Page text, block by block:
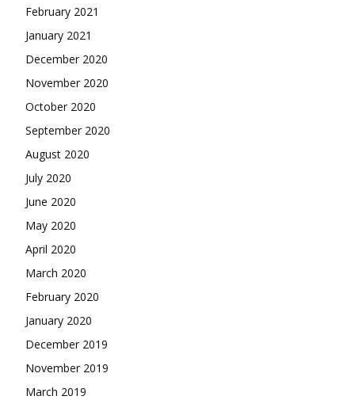
February 2021
January 2021
December 2020
November 2020
October 2020
September 2020
August 2020
July 2020
June 2020
May 2020
April 2020
March 2020
February 2020
January 2020
December 2019
November 2019
March 2019